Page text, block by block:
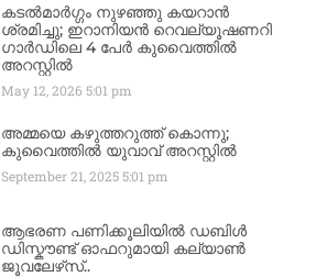
കടൽമാർഗ്ഗം നുഴഞ്ഞു കയറാൻ
ശ്രമിച്ചു; ഇറാനിയൻ റെവല്യൂഷണറി
ഗാർഡിലെ 4 പേർ കുവൈത്തിൽ
അറസ്റ്റിൽ
May 12, 20265:01 pm
അമ്മയെ കഴുത്തറുത്ത് കൊന്നു;
കുവൈത്തിൽ യുവാവ് അറസ്റ്റിൽ
September 21, 20255:01 pm
ആഭരണ പണിക്കൂലിയിൽ ഡബിൾ
ഡിസ്കൗണ്ട് ഓഫറുമായി കല്യാൺ
ജൂവലേഴ്‌സ്..